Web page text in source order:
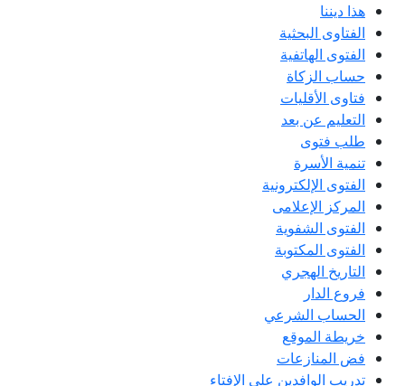
هذا ديننا
الفتاوى البحثية
الفتوى الهاتفية
حساب الزكاة
فتاوى الأقليات
التعليم عن بعد
طلب فتوى
تنمية الأسرة
الفتوى الإلكترونية
المركز الإعلامى
الفتوى الشفوية
الفتوى المكتوبة
التاريخ الهجري
فروع الدار
الحساب الشرعي
خريطة الموقع
فض المنازعات
تدريب الوافدين على الإفتاء